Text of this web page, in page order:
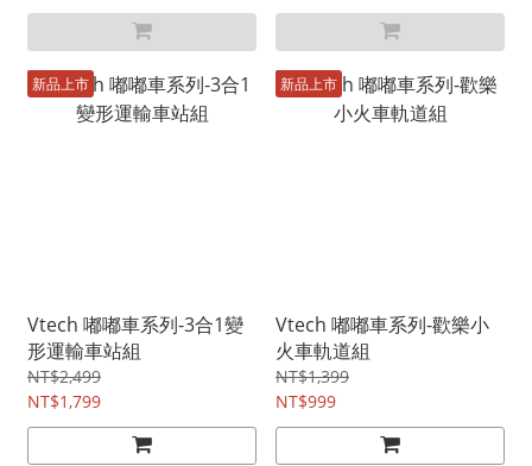
新品上市
Vtech 嘟嘟車系列-3合1變
形運輸車站組
NT$2,499
NT$1,799
新品上市
Vtech 嘟嘟車系列-歡樂小
火車軌道組
NT$1,399
NT$999